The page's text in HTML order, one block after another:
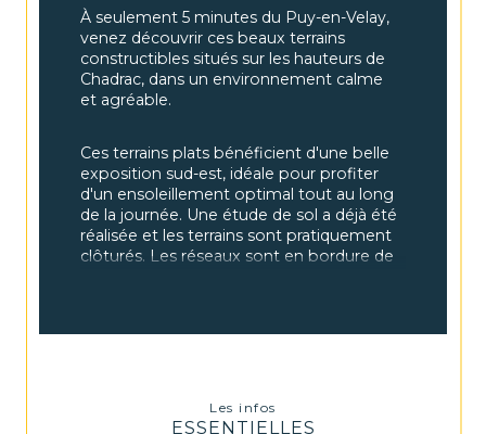
Les infos
ESSENTIELLES
À seulement 5 minutes du Puy-en-Velay,
venez découvrir ces beaux terrains
constructibles situés sur les hauteurs de
Chadrac, dans un environnement calme
et agréable.
Ces terrains plats bénéficient d'une belle
exposition sud-est, idéale pour profiter
d'un ensoleillement optimal tout au long
de la journée. Une étude de sol a déjà été
réalisée et les terrains sont pratiquement
clôturés. Les réseaux sont en bordure de
Parcelle n°1 (en jaune sur le plan) :